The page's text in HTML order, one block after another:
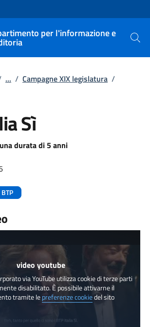
sito
per l'informazione e
Cerca
... / Campagne XIX legislatura /
Sì
durata di 5 anni
BTP
video youtube
via YouTube utilizza cookie di terze parti
disabilitato. È possibile attivarne il
tramite lepreferenze cookiedel sito